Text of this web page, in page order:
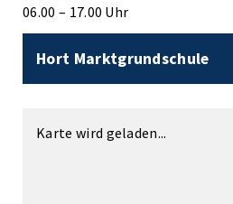
06.00 – 17.00 Uhr
Hort Marktgrundschule
Karte wird geladen...